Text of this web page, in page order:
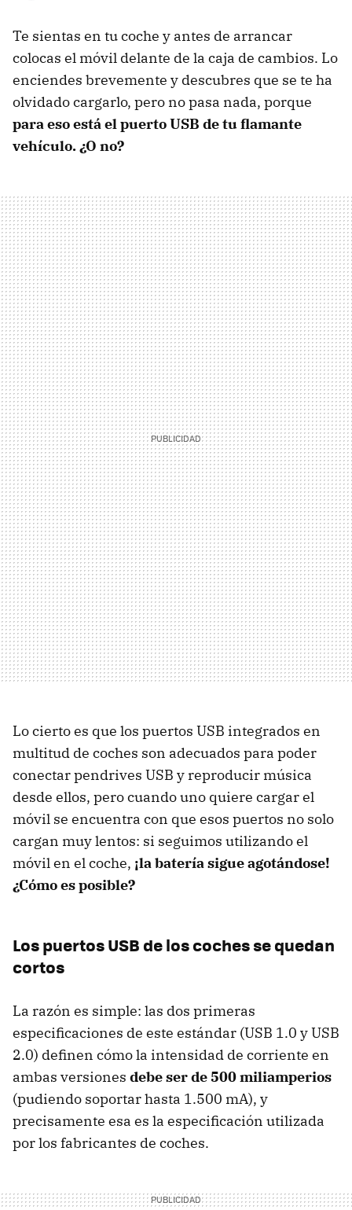
Te sientas en tu coche y antes de arrancar
colocas el móvil delante de la caja de cambios. Lo
enciendes brevemente y descubres que se te ha
olvidado cargarlo, pero no pasa nada, porque
para eso está el puerto USB de tu flamante
vehículo. ¿O no?
Lo cierto es que los puertos USB integrados en
multitud de coches son adecuados para poder
conectar pendrives USB y reproducir música
desde ellos, pero cuando uno quiere cargar el
móvil se encuentra con que esos puertos no solo
cargan muy lentos: si seguimos utilizando el
móvil en el coche, ¡la batería sigue agotándose!
¿Cómo es posible?
Los puertos USB de los coches se quedan
cortos
La razón es simple: las dos primeras
especificaciones de este estándar (USB 1.0 y USB
2.0) definen cómo la intensidad de corriente en
ambas versiones debe ser de 500 miliamperios
(pudiendo soportar hasta 1.500 mA), y
precisamente esa es la especificación utilizada
por los fabricantes de coches.